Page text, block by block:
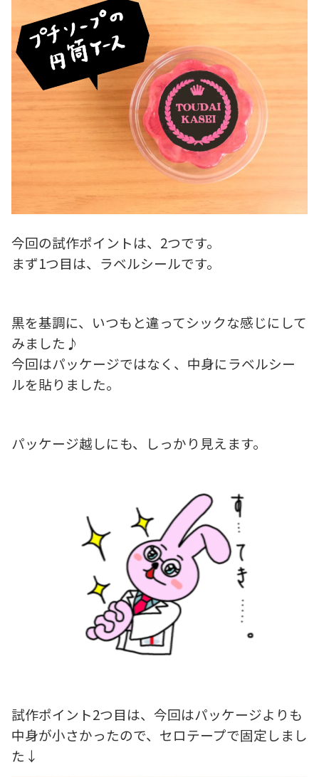
今回の試作ポイントは、2つです。
まず1つ目は、ラベルシールです。
黒を基調に、いつもと違ってシックな感じにして
みました♪
今回はパッケージではなく、中身にラベルシー
ルを貼りました。
パッケージ越しにも、しっかり見えます。
試作ポイント2つ目は、今回はパッケージよりも
中身が小さかったので、セロテープで固定しまし
た↓